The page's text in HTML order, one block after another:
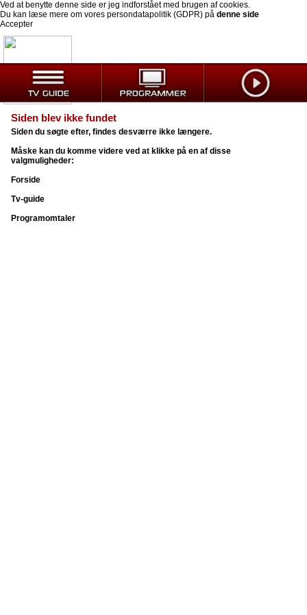
Ved at benytte denne side er jeg indforstået med brugen af cookies.
Du kan læse mere om vores persondatapolitik (GDPR) på denne side
Accepter
Siden blev ikke fundet
Siden du søgte efter, findes desværre ikke længere.
Måske kan du komme videre ved at klikke på en af disse
valgmuligheder:
Forside
Tv-guide
Programomtaler